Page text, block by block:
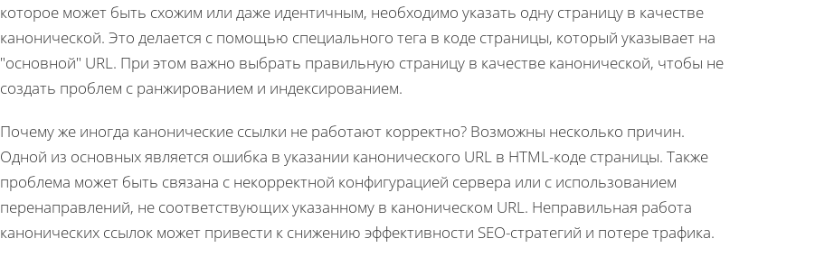
которое может быть схожим или даже идентичным, необходимо указать одну страницу в качестве
канонической. Это делается с помощью специального тега в коде страницы, который указывает на
"основной" URL. При этом важно выбрать правильную страницу в качестве канонической, чтобы не
создать проблем с ранжированием и индексированием.
Почему же иногда канонические ссылки не работают корректно? Возможны несколько причин.
Одной из основных является ошибка в указании канонического URL в HTML-коде страницы. Также
проблема может быть связана с некорректной конфигурацией сервера или с использованием
перенаправлений, не соответствующих указанному в каноническом URL. Неправильная работа
канонических ссылок может привести к снижению эффективности SEO-стратегий и потере трафика.